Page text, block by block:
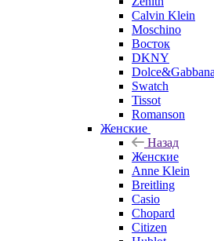
Calvin Klein
Moschino
Восток
DKNY
Dolce&Gabbana
Swatch
Tissot
Romanson
Женские
Назад
Женские
Anne Klein
Breitling
Casio
Chopard
Citizen